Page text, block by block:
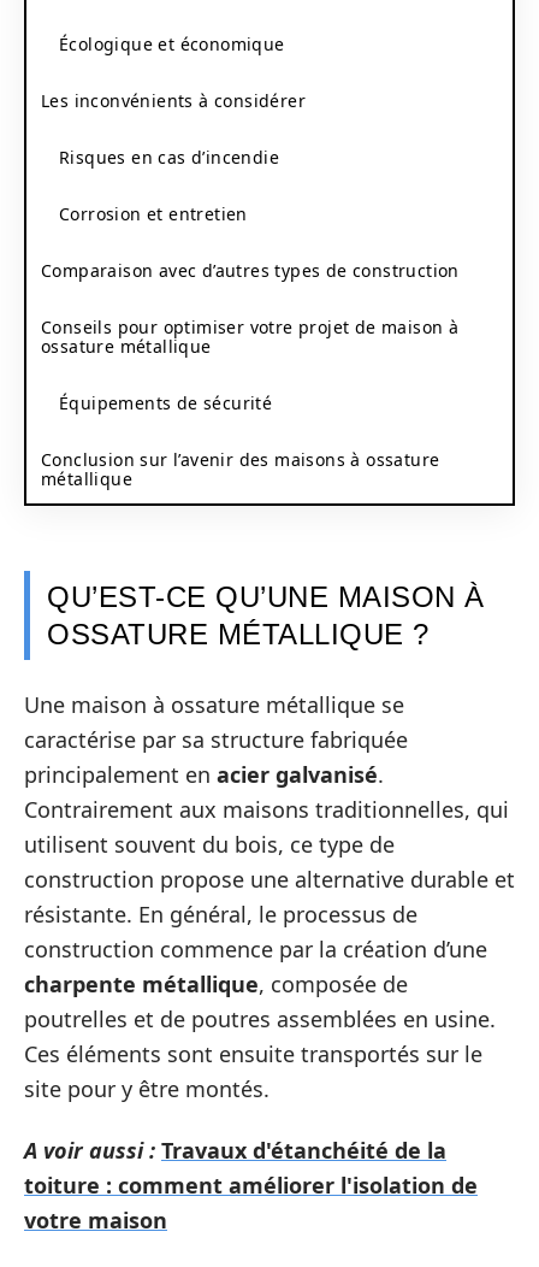
Écologique et économique
Les inconvénients à considérer
Risques en cas d’incendie
Corrosion et entretien
Comparaison avec d’autres types de construction
Conseils pour optimiser votre projet de maison à
ossature métallique
Équipements de sécurité
Conclusion sur l’avenir des maisons à ossature
métallique
QU’EST-CE QU’UNE MAISON À
OSSATURE MÉTALLIQUE ?
Une maison à ossature métallique se
caractérise par sa structure fabriquée
principalement en acier galvanisé.
Contrairement aux maisons traditionnelles, qui
utilisent souvent du bois, ce type de
construction propose une alternative durable et
résistante. En général, le processus de
construction commence par la création d’une
charpente métallique, composée de
poutrelles et de poutres assemblées en usine.
Ces éléments sont ensuite transportés sur le
site pour y être montés.
A voir aussi : Travaux d'étanchéité de la
toiture : comment améliorer l'isolation de
votre maison